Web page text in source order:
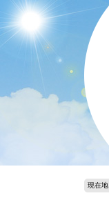
ー
ジ
ニ
ュ
現在地